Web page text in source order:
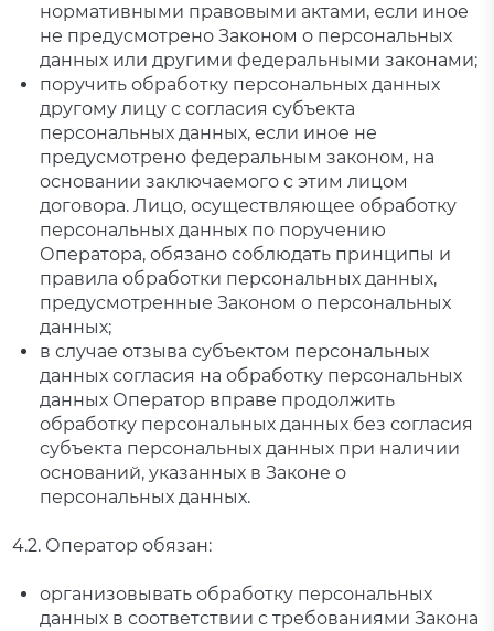
нормативными правовыми актами, если иное
не предусмотрено Законом о персональных
данных или другими федеральными законами;
поручить обработку персональных данных
другому лицу с согласия субъекта
персональных данных, если иное не
предусмотрено федеральным законом, на
основании заключаемого с этим лицом
договора. Лицо, осуществляющее обработку
персональных данных по поручению
Оператора, обязано соблюдать принципы и
правила обработки персональных данных,
предусмотренные Законом о персональных
данных;
в случае отзыва субъектом персональных
данных согласия на обработку персональных
данных Оператор вправе продолжить
обработку персональных данных без согласия
субъекта персональных данных при наличии
оснований, указанных в Законе о
персональных данных.
4.2. Оператор обязан:
организовывать обработку персональных
данных в соответствии с требованиями Закона